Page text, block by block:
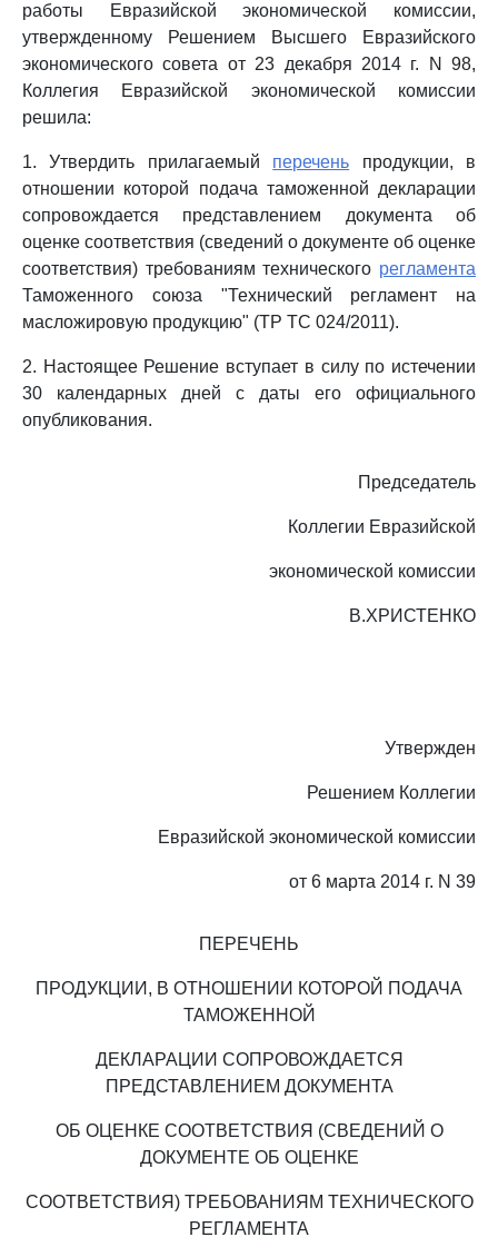
работы Евразийской экономической комиссии,
утвержденному Решением Высшего Евразийского
экономического совета от 23 декабря 2014 г. N 98,
Коллегия Евразийской экономической комиссии
решила:
1. Утвердить прилагаемый перечень продукции, в
отношении которой подача таможенной декларации
сопровождается представлением документа об
оценке соответствия (сведений о документе об оценке
соответствия) требованиям технического регламента
Таможенного союза "Технический регламент на
масложировую продукцию" (ТР ТС 024/2011).
2. Настоящее Решение вступает в силу по истечении
30 календарных дней с даты его официального
опубликования.
Председатель
Коллегии Евразийской
экономической комиссии
В.ХРИСТЕНКО
Утвержден
Решением Коллегии
Евразийской экономической комиссии
от 6 марта 2014 г. N 39
ПЕРЕЧЕНЬ
ПРОДУКЦИИ, В ОТНОШЕНИИ КОТОРОЙ ПОДАЧА
ТАМОЖЕННОЙ
ДЕКЛАРАЦИИ СОПРОВОЖДАЕТСЯ
ПРЕДСТАВЛЕНИЕМ ДОКУМЕНТА
ОБ ОЦЕНКЕ СООТВЕТСТВИЯ (СВЕДЕНИЙ О
ДОКУМЕНТЕ ОБ ОЦЕНКЕ
СООТВЕТСТВИЯ) ТРЕБОВАНИЯМ ТЕХНИЧЕСКОГО
РЕГЛАМЕНТА